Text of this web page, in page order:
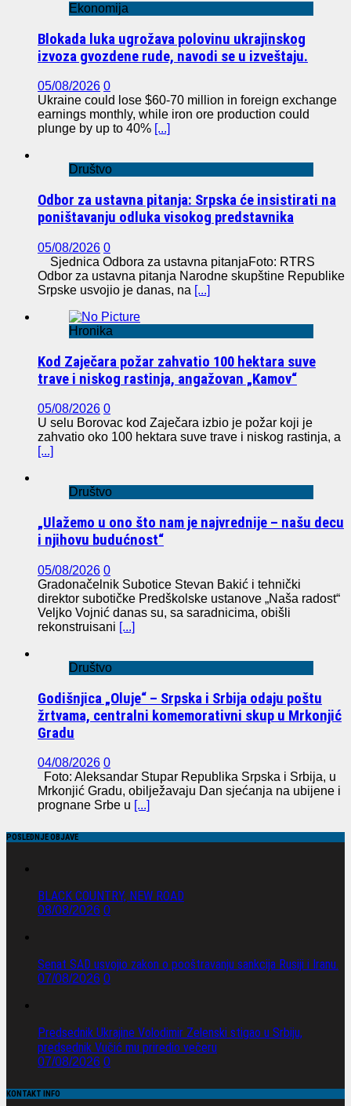
Ekonomija
Blokada luka ugrožava polovinu ukrajinskog
izvoza gvozdene rude, navodi se u izveštaju.
05/08/2026 0
Ukraine could lose $60-70 million in foreign exchange
earnings monthly, while iron ore production could
plunge by up to 40% [...]
Društvo
Odbor za ustavna pitanja: Srpska će insistirati na
poništavanju odluka visokog predstavnika
05/08/2026 0
Sjednica Odbora za ustavna pitanjaFoto: RTRS
Odbor za ustavna pitanja Narodne skupštine Republike
Srpske usvojio je danas, na [...]
Hronika
Kod Zaječara požar zahvatio 100 hektara suve
trave i niskog rastinja, angažovan „Kamov“
05/08/2026 0
U selu Borovac kod Zaječara izbio je požar koji je
zahvatio oko 100 hektara suve trave i niskog rastinja, a
[...]
Društvo
„Ulažemo u ono što nam je najvrednije – našu decu
i njihovu budućnost“
05/08/2026 0
Gradonačelnik Subotice Stevan Bakić i tehnički
direktor subotičke Predškolske ustanove „Naša radost“
Veljko Vojnić danas su, sa saradnicima, obišli
rekonstruisani [...]
Društvo
Godišnjica „Oluje“ – Srpska i Srbija odaju poštu
žrtvama, centralni komemorativni skup u Mrkonjić
Gradu
04/08/2026 0
Foto: Aleksandar Stupar Republika Srpska i Srbija, u
Mrkonjić Gradu, obilježavaju Dan sjećanja na ubijene i
prognane Srbe u [...]
POSLEDNJE OBJAVE
BLACK COUNTRY, NEW ROAD
08/08/2026 0
Senat SAD usvojio zakon o pooštravanju sankcija Rusiji i Iranu.
07/08/2026 0
Predsednik Ukrajine Volodimir Zelenski stigao u Srbiju,
predsednik Vučić mu priredio večeru
07/08/2026 0
KONTAKT INFO